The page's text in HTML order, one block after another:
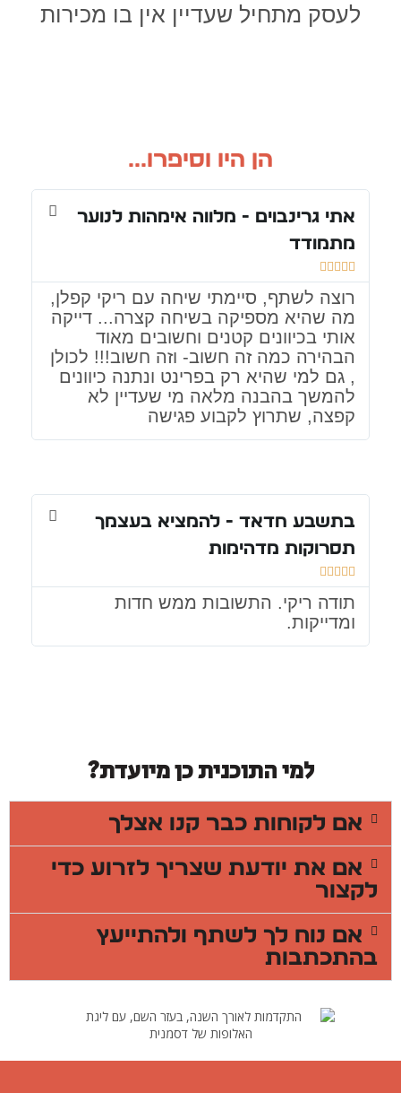
לעסק מתחיל שעדיין אין בו מכירות
הן היו וסיפרו...
אתי גרינבוים - מלווה אימהות לנוער
מתמודד





רוצה לשתף, סיימתי שיחה עם ריקי קפלן,
מה שהיא מספיקה בשיחה קצרה... דייקה
אותי בכיוונים קטנים וחשובים מאוד
הבהירה כמה זה חשוב- וזה חשוב!!! לכולן
, גם למי שהיא רק בפרינט ונתנה כיוונים
להמשך בהבנה מלאה מי שעדיין לא
קפצה, שתרוץ לקבוע פגישה
בתשבע חדאד - להמציא בעצמך
תסרוקות מדהימות





תודה ריקי. התשובות ממש חדות
ומדייקות.
למי התוכנית כן מיועדת?
אם לקוחות כבר קנו אצלך
אם את יודעת שצריך לזרוע כדי
לקצור
אם נוח לך לשתף ולהתייעץ
בהתכתבות